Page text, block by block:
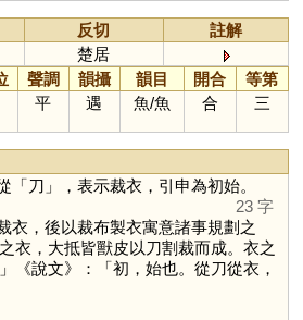
反切
註解
楚居
聲調 韻攝 韻目 開合
等第
平 遇 魚/魚 合 三
「刀 」，表示裁衣，引申為初始。
23 字
衣，後以裁布製衣寓意諸事規劃之
衣，大抵皆獸皮以刀割裁而成。衣之
《說文》：「初，始也。從刀從衣，